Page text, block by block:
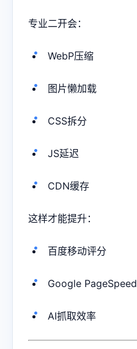
专业二开会：
WebP压缩
图片懒加载
CSS拆分
JS延迟
CDN缓存
这样才能提升：
百度移动评分
Google PageSpeed
AI抓取效率